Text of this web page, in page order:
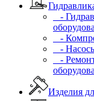
-
-
-
-
Изделия